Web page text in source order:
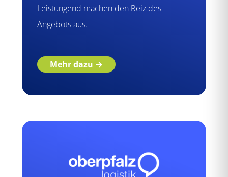
Leistungend machen den Reiz des
Angebots aus.
Mehr dazu →